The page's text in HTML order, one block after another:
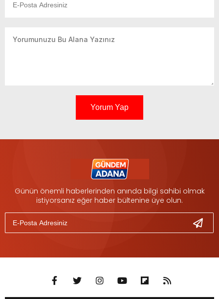
Yorum Yap
Günün önemli haberlerinden anında bilgi sahibi olmak
istiyorsanız eğer haber bültenine üye olun.